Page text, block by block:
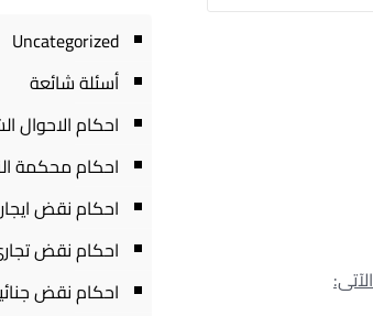
Uncategorized
أسئلة شائعة
احكام الاحوال
احكام محكمة
احكام نقض
احكام نقض
احكام نقض